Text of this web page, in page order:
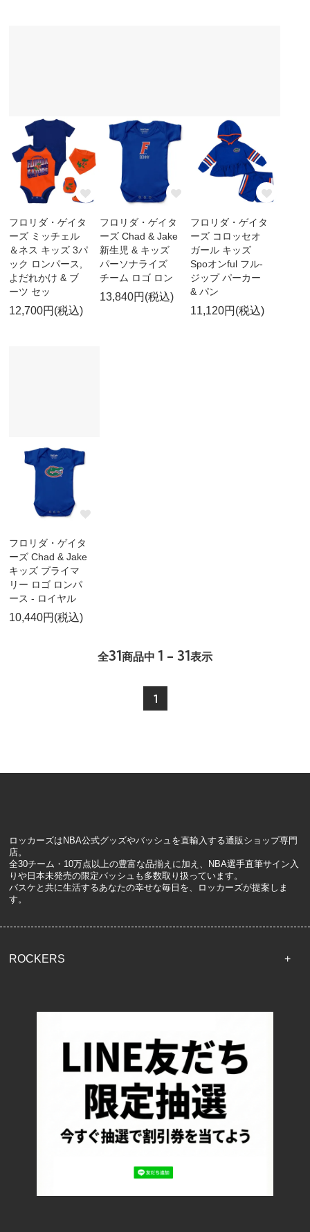
フロリダ・ゲイタ
ーズ ミッチェル
＆ネス キッズ 3パ
ック ロンパース,
よだれかけ & ブ
ーツ セッ
12,700円(税込)
フロリダ・ゲイタ
ーズ Chad & Jake
新生児 & キッズ
パーソナライズ
チーム ロゴ ロン
13,840円(税込)
フロリダ・ゲイタ
ーズ コロッセオ
ガール キッズ
Spoオンful フル-
ジップ パーカー
& パン
11,120円(税込)
フロリダ・ゲイタ
ーズ Chad & Jake
キッズ プライマ
リー ロゴ ロンパ
ース - ロイヤル
10,440円(税込)
全31商品中 1 - 31表示
1
ロッカーズはNBA公式グッズやバッシュを直輸入する通販ショップ専門
店。
全30チーム・10万点以上の豊富な品揃えに加え、NBA選手直筆サイン入
りや日本未発売の限定バッシュも多数取り扱っています。
バスケと共に生活するあなたの幸せな毎日を、ロッカーズが提案しま
す。
ROCKERS
配送・送料について
お支払い方法について
特定商取引法に基づく表記
プライバシーポリシー
ロッカーズについて